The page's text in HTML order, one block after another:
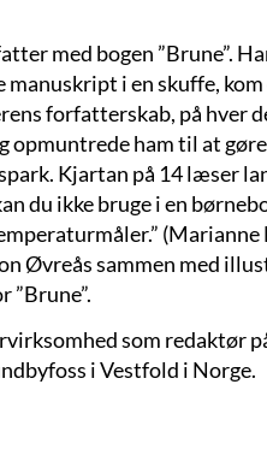
med bogen ”Brune”.
i en skuffe,
forfatterskab, på hver
ham til at
Kjartan på 14 læser
du ikke bruge i en
Øvreås sammen med
som redaktør
i Vestfold i Norge.